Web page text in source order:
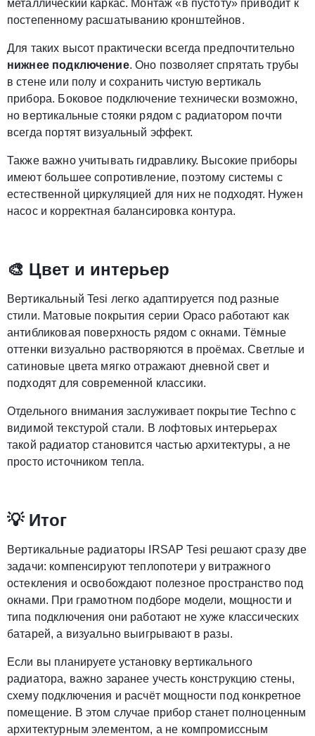
металлический каркас. Монтаж «в пустоту» приводит к
постепенному расшатыванию кронштейнов.
Для таких высот практически всегда предпочтительно
нижнее подключение. Оно позволяет спрятать трубы
в стене или полу и сохранить чистую вертикаль
прибора. Боковое подключение технически возможно,
но вертикальные стояки рядом с радиатором почти
всегда портят визуальный эффект.
Также важно учитывать гидравлику. Высокие приборы
имеют большее сопротивление, поэтому системы с
естественной циркуляцией для них не подходят. Нужен
насос и корректная балансировка контура.
🎨 Цвет и интерьер
Вертикальный Tesi легко адаптируется под разные
стили. Матовые покрытия серии Opaco работают как
антибликовая поверхность рядом с окнами. Тёмные
оттенки визуально растворяются в проёмах. Светлые и
сатиновые цвета мягко отражают дневной свет и
подходят для современной классики.
Отдельного внимания заслуживает покрытие Techno с
видимой текстурой стали. В лофтовых интерьерах
такой радиатор становится частью архитектуры, а не
просто источником тепла.
💡 Итог
Вертикальные радиаторы IRSAP Tesi решают сразу две
задачи: компенсируют теплопотери у витражного
остекления и освобождают полезное пространство под
окнами. При грамотном подборе модели, мощности и
типа подключения они работают не хуже классических
батарей, а визуально выигрывают в разы.
Если вы планируете установку вертикального
радиатора, важно заранее учесть конструкцию стены,
схему подключения и расчёт мощности под конкретное
помещение. В этом случае прибор станет полноценным
архитектурным элементом, а не компромиссным